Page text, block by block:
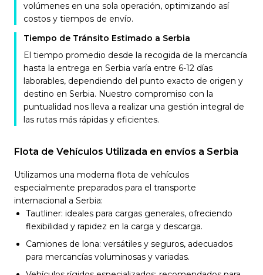
volúmenes en una sola operación, optimizando así
costos y tiempos de envío.
Tiempo de Tránsito Estimado a Serbia
El tiempo promedio desde la recogida de la mercancía
hasta la entrega en Serbia varía entre 6-12 días
laborables, dependiendo del punto exacto de origen y
destino en Serbia. Nuestro compromiso con la
puntualidad nos lleva a realizar una gestión integral de
las rutas más rápidas y eficientes.
Flota de Vehículos Utilizada en envíos a Serbia
Utilizamos una moderna flota de vehículos
especialmente preparados para el transporte
internacional a Serbia:
Tautliner: ideales para cargas generales, ofreciendo
flexibilidad y rapidez en la carga y descarga.
Camiones de lona: versátiles y seguros, adecuados
para mercancías voluminosas y variadas.